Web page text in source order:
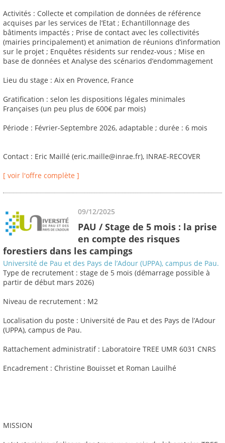
Activités : Collecte et compilation de données de référence
acquises par les services de l’Etat ; Echantillonnage des
bâtiments impactés ; Prise de contact avec les collectivités
(mairies principalement) et animation de réunions d’information
sur le projet ; Enquêtes résidents sur rendez-vous ; Mise en
base de données et Analyse des scénarios d’endommagement
Lieu du stage : Aix en Provence, France
Gratification : selon les dispositions légales minimales
Françaises (un peu plus de 600€ par mois)
Période : Février-Septembre 2026, adaptable ; durée : 6 mois
Contact : Eric Maillé (eric.maille@inrae.fr), INRAE-RECOVER
[ voir l'offre complète ]
09/12/2025
PAU / Stage de 5 mois : la prise
en compte des risques
forestiers dans les campings
Université de Pau et des Pays de l’Adour (UPPA), campus de Pau.
Type de recrutement : stage de 5 mois (démarrage possible à
partir de début mars 2026)
Niveau de recrutement : M2
Localisation du poste : Université de Pau et des Pays de l’Adour
(UPPA), campus de Pau.
Rattachement administratif : Laboratoire TREE UMR 6031 CNRS
Encadrement : Christine Bouisset et Roman Lauilhé
MISSION